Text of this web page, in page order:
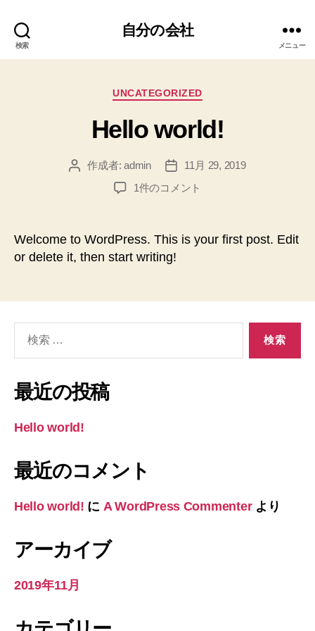
検索
自分の会社
メニュー
カ
ゴ
リ
UNCATEGORIZED
Hello world!
投
作成者:admin
投
稿
11月 29, 2019
Hello
1件のコメント
Welcome to WordPress. This is your first post. Edit
or delete it, then start writing!
象:
最近の投稿
Hello world!
最近のコメント
Hello world! に A WordPress Commenterより
アーカイブ
2019年11月